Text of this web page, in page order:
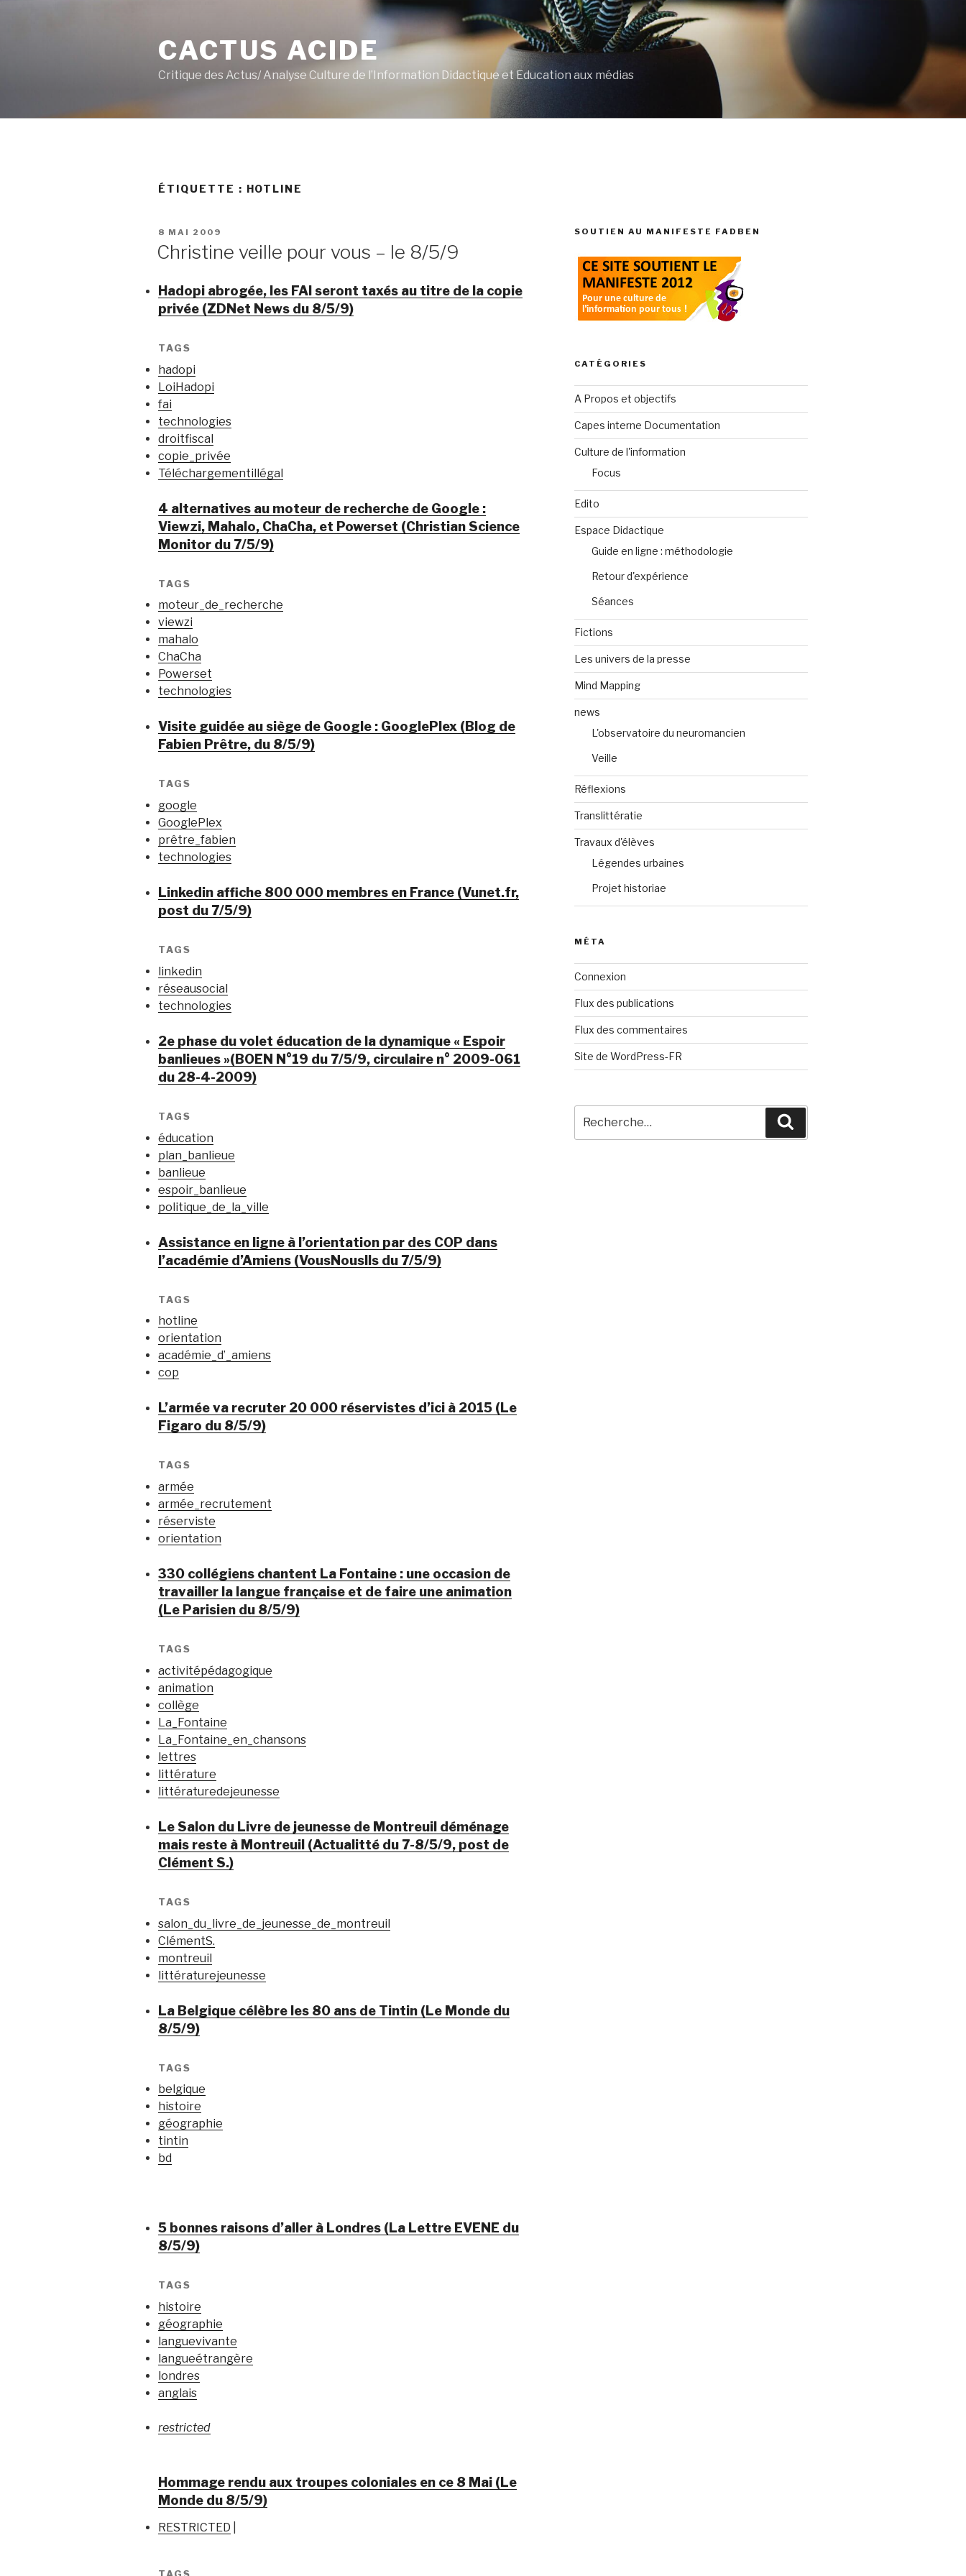
CACTUS ACIDE
Critique des Actus/ Analyse Culture de l’Information Didactique et Education aux médias
ÉTIQUETTE : HOTLINE
PUBLIÉ
8 MAI 2009
Christine veille pour vous – le 8/5/9
Hadopi abrogée, les FAI seront taxés au titre de la copie
privée (ZDNet News du 8/5/9)
TAGS
hadopi
LoiHadopi
fai
technologies
droitfiscal
copie_privée
Téléchargementillégal
4 alternatives au moteur de recherche de Google :
Viewzi, Mahalo, ChaCha, et Powerset (Christian Science
Monitor du 7/5/9)
TAGS
moteur_de_recherche
viewzi
mahalo
ChaCha
Powerset
technologies
Visite guidée au siège de Google : GooglePlex (Blog de
Fabien Prêtre, du 8/5/9)
TAGS
google
GooglePlex
prêtre_fabien
technologies
Linkedin affiche 800 000 membres en France (Vunet.fr,
post du 7/5/9)
TAGS
linkedin
réseausocial
technologies
2e phase du volet éducation de la dynamique « Espoir
banlieues »(BOEN N°19 du 7/5/9, circulaire n° 2009-061
du 28-4-2009)
TAGS
éducation
plan_banlieue
banlieue
espoir_banlieue
politique_de_la_ville
Assistance en ligne à l’orientation par des COP dans
l’académie d’Amiens (VousNousIls du 7/5/9)
TAGS
hotline
orientation
académie_d’_amiens
cop
L’armée va recruter 20 000 réservistes d’ici à 2015 (Le
Figaro du 8/5/9)
TAGS
armée
armée_recrutement
réserviste
orientation
330 collégiens chantent La Fontaine : une occasion de
travailler la langue française et de faire une animation
(Le Parisien du 8/5/9)
TAGS
activitépédagogique
animation
collège
La_Fontaine
La_Fontaine_en_chansons
lettres
littérature
littératuredejeunesse
Le Salon du Livre de jeunesse de Montreuil déménage
mais reste à Montreuil (Actualitté du 7-8/5/9, post de
Clément S.)
TAGS
salon_du_livre_de_jeunesse_de_montreuil
ClémentS.
montreuil
littératurejeunesse
La Belgique célèbre les 80 ans de Tintin (Le Monde du
8/5/9)
TAGS
belgique
histoire
géographie
tintin
bd
5 bonnes raisons d’aller à Londres (La Lettre EVENE du
8/5/9)
TAGS
histoire
géographie
languevivante
langueétrangère
londres
anglais
restricted
Hommage rendu aux troupes coloniales en ce 8 Mai (Le
Monde du 8/5/9)
RESTRICTED
SOUTIEN AU MANIFESTE FADBEN
CATÉGORIES
A Propos et objectifs
Capes interne Documentation
Culture de l'information
Focus
Edito
Espace Didactique
Guide en ligne : méthodologie
Retour d'expérience
Séances
Fictions
Les univers de la presse
Mind Mapping
news
L'observatoire du neuromancien
Veille
Réflexions
Translittératie
Travaux d'élèves
Légendes urbaines
Projet historiae
MÉTA
Connexion
Flux des publications
Flux des commentaires
Site de WordPress-FR
pour
: